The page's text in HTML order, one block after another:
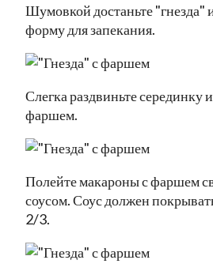
Шумовкой достаньте "гнезда"
форму для запекания.
Слегка раздвиньте серединку
фаршем.
Полейте макароны с фаршем
соусом. Соус должен
2/3.